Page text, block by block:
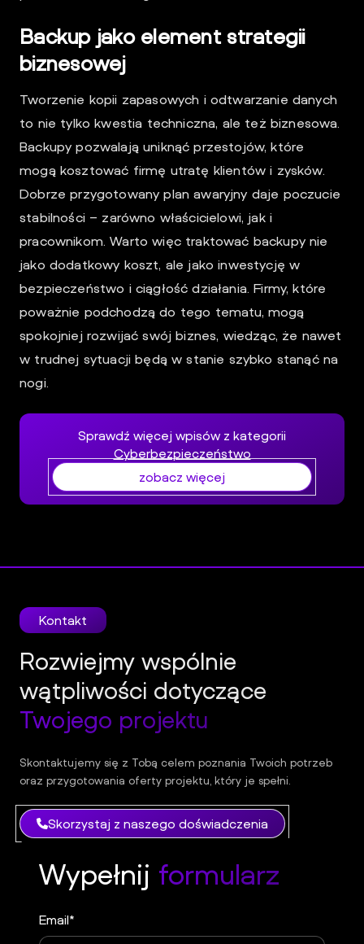
Backup jako element strategii
biznesowej
Tworzenie kopii zapasowych i odtwarzanie danych
to nie tylko kwestia techniczna, ale też biznesowa.
Backupy pozwalają uniknąć przestojów, które
mogą kosztować firmę utratę klientów i zysków.
Dobrze przygotowany plan awaryjny daje poczucie
stabilności – zarówno właścicielowi, jak i
pracownikom. Warto więc traktować backupy nie
jako dodatkowy koszt, ale jako inwestycję w
bezpieczeństwo i ciągłość działania. Firmy, które
poważnie podchodzą do tego tematu, mogą
spokojniej rozwijać swój biznes, wiedząc, że nawet
w trudnej sytuacji będą w stanie szybko stanąć na
nogi.
Sprawdź więcej wpisów z kategorii
Cyberbezpieczeństwo
zobacz więcej
Kontakt
Rozwiejmy wspólnie
wątpliwości dotyczące
Twojego projektu
Skontaktujemy się z Tobą celem poznania Twoich potrzeb
oraz przygotowania oferty projektu, który je spełni.
Skorzystaj z naszego doświadczenia
Wypełnij formularz
Email*